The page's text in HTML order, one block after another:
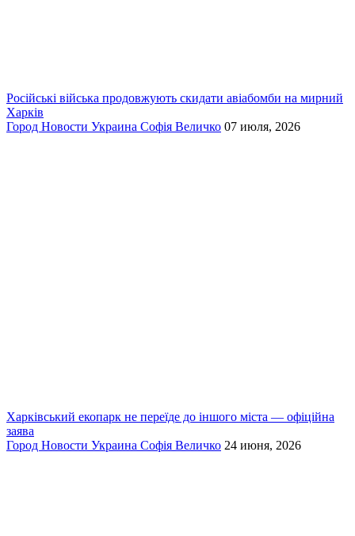
Російські війська продовжують скидати авіабомби на мирний
Харків
Город Новости Украина Софія Величко 07 июля, 2026
Харківський екопарк не переїде до іншого міста — офіційна
заява
Город Новости Украина Софія Величко 24 июня, 2026